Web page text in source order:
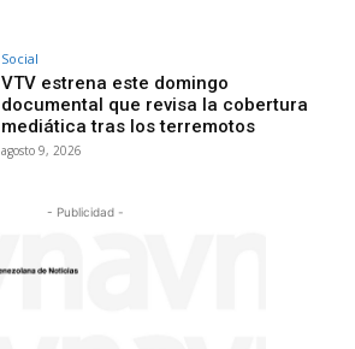
Social
VTV estrena este domingo
documental que revisa la cobertura
mediática tras los terremotos
agosto 9, 2026
- Publicidad -